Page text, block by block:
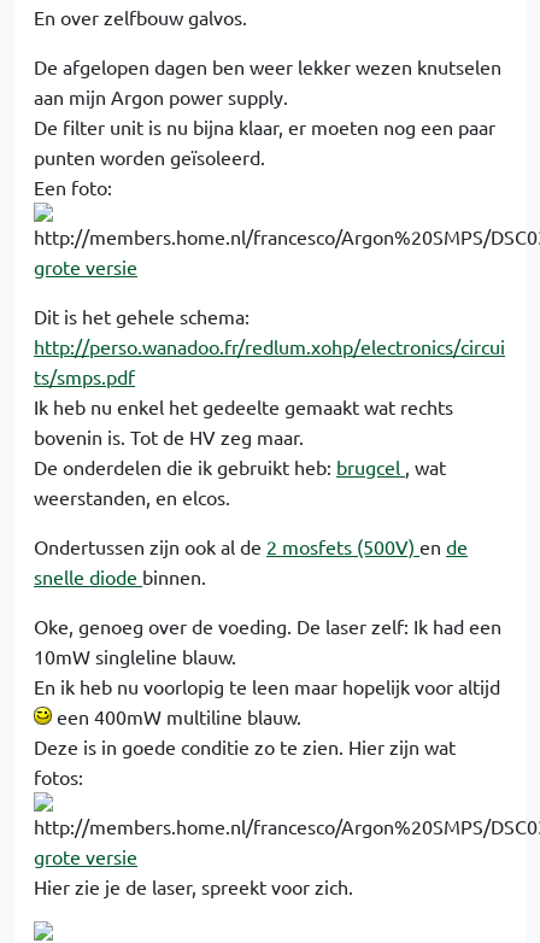
En over zelfbouw galvos.
De afgelopen dagen ben weer lekker wezen knutselen
aan mijn Argon power supply.
De filter unit is nu bijna klaar, er moeten nog een paar
punten worden geïsoleerd.
Een foto:
grote versie
Dit is het gehele schema:
http://perso.wanadoo.fr/redlum.xohp/electronics/circui
ts/smps.pdf
Ik heb nu enkel het gedeelte gemaakt wat rechts
bovenin is. Tot de HV zeg maar.
De onderdelen die ik gebruikt heb: brugcel , wat
weerstanden, en elcos.
Ondertussen zijn ook al de 2 mosfets (500V) en de
snelle diode binnen.
Oke, genoeg over de voeding. De laser zelf: Ik had een
10mW singleline blauw.
En ik heb nu voorlopig te leen maar hopelijk voor altijd
een 400mW multiline blauw.
Deze is in goede conditie zo te zien. Hier zijn wat
fotos:
grote versie
Hier zie je de laser, spreekt voor zich.